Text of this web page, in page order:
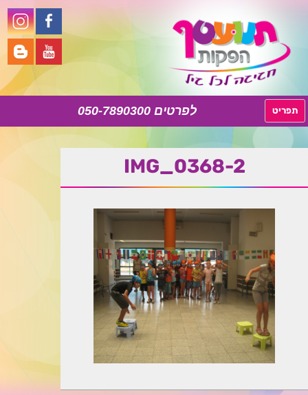
050-7890300 תפריט
לתוכן
IMG_0368-2